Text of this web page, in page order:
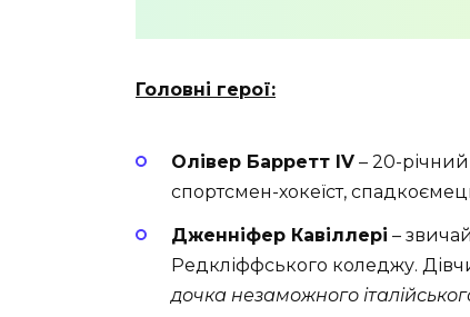
Головні герої:
Олівер Барретт IV – 20-
спортсмен-хокеїст,
Дженніфер Кавіллері –
Редкліффського коледжу.
дочка незаможного